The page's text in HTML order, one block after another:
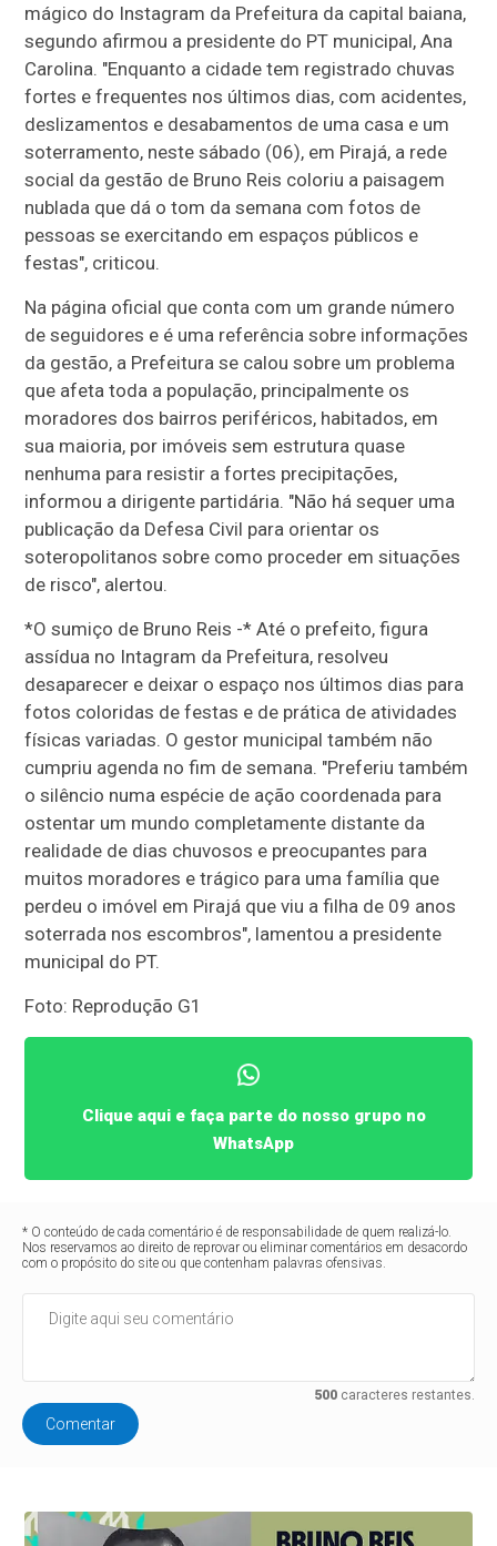
mágico do Instagram da Prefeitura da capital baiana,
segundo afirmou a presidente do PT municipal, Ana
Carolina. "Enquanto a cidade tem registrado chuvas
fortes e frequentes nos últimos dias, com acidentes,
deslizamentos e desabamentos de uma casa e um
soterramento, neste sábado (06), em Pirajá, a rede
social da gestão de Bruno Reis coloriu a paisagem
nublada que dá o tom da semana com fotos de
pessoas se exercitando em espaços públicos e
festas", criticou.
Na página oficial que conta com um grande número
de seguidores e é uma referência sobre informações
da gestão, a Prefeitura se calou sobre um problema
que afeta toda a população, principalmente os
moradores dos bairros periféricos, habitados, em
sua maioria, por imóveis sem estrutura quase
nenhuma para resistir a fortes precipitações,
informou a dirigente partidária. "Não há sequer uma
publicação da Defesa Civil para orientar os
soteropolitanos sobre como proceder em situações
de risco", alertou.
*O sumiço de Bruno Reis -* Até o prefeito, figura
assídua no Intagram da Prefeitura, resolveu
desaparecer e deixar o espaço nos últimos dias para
fotos coloridas de festas e de prática de atividades
físicas variadas. O gestor municipal também não
cumpriu agenda no fim de semana. "Preferiu também
o silêncio numa espécie de ação coordenada para
ostentar um mundo completamente distante da
realidade de dias chuvosos e preocupantes para
muitos moradores e trágico para uma família que
perdeu o imóvel em Pirajá que viu a filha de 09 anos
soterrada nos escombros", lamentou a presidente
municipal do PT.
Foto: Reprodução G1
Clique aqui e faça parte do nosso grupo no
WhatsApp
* O conteúdo de cada comentário é de responsabilidade de quem realizá-lo.
Nos reservamos ao direito de reprovar ou eliminar comentários em desacordo
com o propósito do site ou que contenham palavras ofensivas.
500caracteres restantes.
Comentar